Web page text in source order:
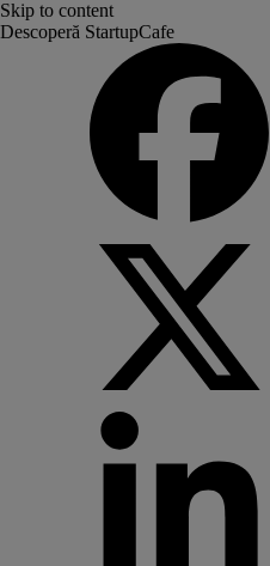
Skip to content
Descoperă StartupCafe